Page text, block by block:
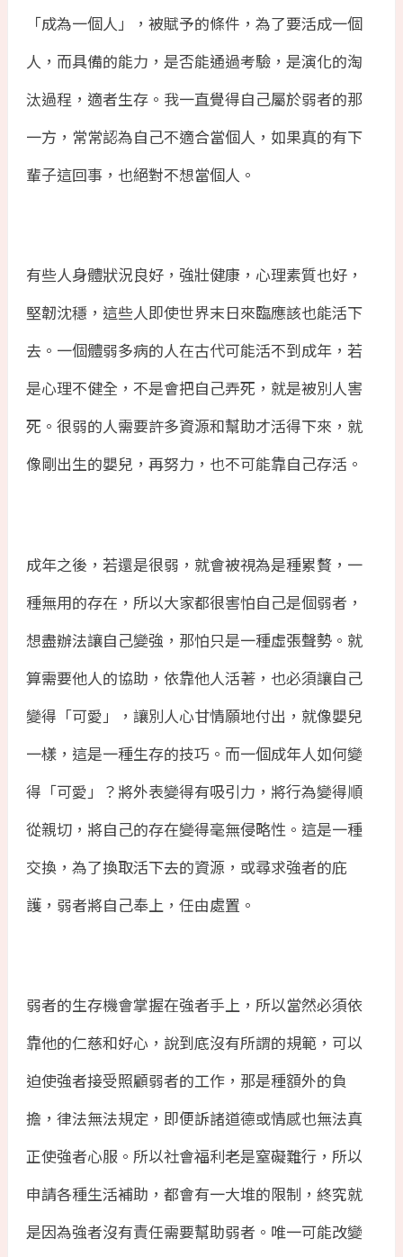
「成為一個人」，被賦予的條件，為了要活成一個
人，而具備的能力，是否能通過考驗，是演化的淘
汰過程，適者生存。我一直覺得自己屬於弱者的那
一方，常常認為自己不適合當個人，如果真的有下
輩子這回事，也絕對不想當個人。
有些人身體狀況良好，強壯健康，心理素質也好，
堅韌沈穩，這些人即使世界末日來臨應該也能活下
去。一個體弱多病的人在古代可能活不到成年，若
是心理不健全，不是會把自己弄死，就是被別人害
死。很弱的人需要許多資源和幫助才活得下來，就
像剛出生的嬰兒，再努力，也不可能靠自己存活。
成年之後，若還是很弱，就會被視為是種累贅，一
種無用的存在，所以大家都很害怕自己是個弱者，
想盡辦法讓自己變強，那怕只是一種虛張聲勢。就
算需要他人的協助，依靠他人活著，也必須讓自己
變得「可愛」，讓別人心甘情願地付出，就像嬰兒
一樣，這是一種生存的技巧。而一個成年人如何變
得「可愛」？將外表變得有吸引力，將行為變得順
從親切，將自己的存在變得毫無侵略性。這是一種
交換，為了換取活下去的資源，或尋求強者的庇
護，弱者將自己奉上，任由處置。
弱者的生存機會掌握在強者手上，所以當然必須依
靠他的仁慈和好心，說到底沒有所謂的規範，可以
迫使強者接受照顧弱者的工作，那是種額外的負
擔，律法無法規定，即便訴諸道德或情感也無法真
正使強者心服。所以社會福利老是窒礙難行，所以
申請各種生活補助，都會有一大堆的限制，終究就
是因為強者沒有責任需要幫助弱者。唯一可能改變